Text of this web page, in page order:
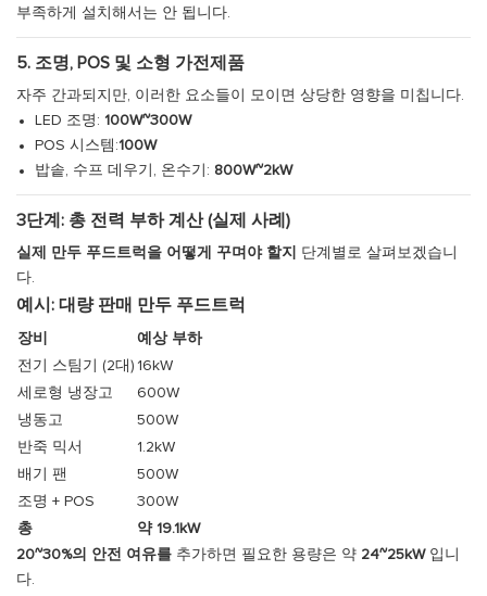
부족하게 설치해서는 안 됩니다.
5. 조명, POS 및 소형 가전제품
자주 간과되지만, 이러한 요소들이 모이면 상당한 영향을 미칩니다.
LED 조명: 100W~300W
POS 시스템:100W
밥솥, 수프 데우기, 온수기: 800W~2kW
3단계: 총 전력 부하 계산 (실제 사례)
실제 만두 푸드트럭을 어떻게 꾸며야 할지
단계별로 살펴보겠습니
다.
예시: 대량 판매 만두 푸드트럭
장비
예상 부하
전기 스팀기 (2대) 16kW
세로형 냉장고
600W
냉동고
500W
반죽 믹서
1.2kW
배기 팬
500W
조명 + POS
300W
총
약 19.1kW
20~30%의 안전 여유를 추가하면 필요한 용량은 약 24~25kW입니
다.